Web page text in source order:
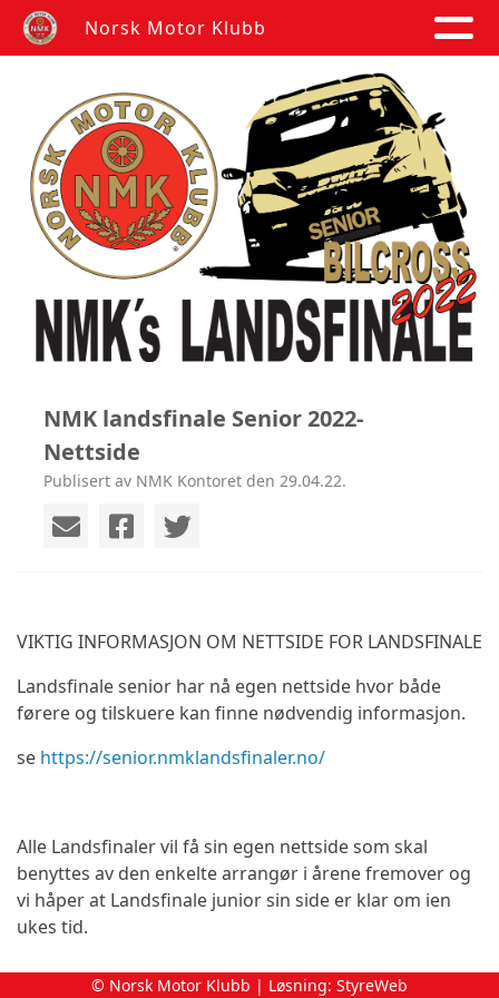
Norsk Motor Klubb
NMK landsfinale Senior 2022-
Nettside
Publisert av NMK Kontoret den 29.04.22.
VIKTIG INFORMASJON OM NETTSIDE FOR LANDSFINALE
Landsfinale senior har nå egen nettside hvor både
førere og tilskuere kan finne nødvendig informasjon.
se https://senior.nmklandsfinaler.no/
Alle Landsfinaler vil få sin egen nettside som skal
benyttes av den enkelte arrangør i årene fremover og
vi håper at Landsfinale junior sin side er klar om ien
ukes tid.
© Norsk Motor Klubb | Løsning: StyreWeb